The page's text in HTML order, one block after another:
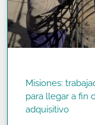
Misiones:
para llegar a fin
adquisitivo